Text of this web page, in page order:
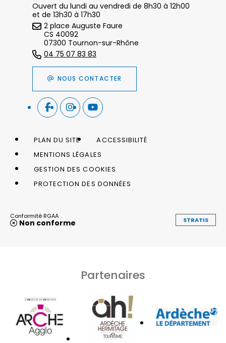
Ouvert du lundi au vendredi de 8h30 à 12h00
et de 13h30 à 17h30
2 place Auguste Faure
CS 40092
07300 Tournon-sur-Rhône
04 75 07 83 83
NOUS CONTACTER
PLAN DU SITE
ACCESSIBILITÉ
MENTIONS LÉGALES
GESTION DES COOKIES
PROTECTION DES DONNÉES
Conformité RGAA
Non conforme STRATIS
Partenaires